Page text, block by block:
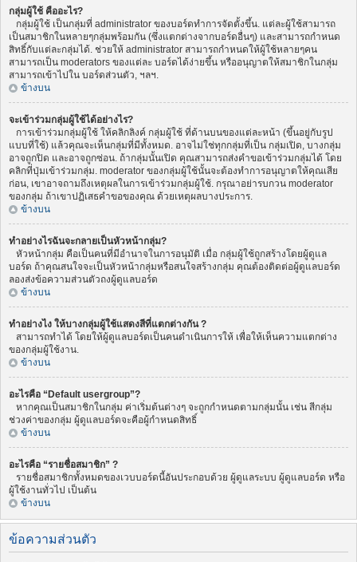
กลุ่มผู้ใช้ คืออะไร?
กลุ่มผู้ใช้ เป็นกลุ่มที่ administrator ของบอร์ดทำการจัดตั้งขึ้น. แต่ละผู้ใช้สามารถ
เป็นสมาชิกในหลายๆกลุ่มพร้อมกัน (ซึ่งแตกต่างจากบอร์ดอื่นๆ) และสามารถกำหนด
สิทธิ์กับแต่ละกลุ่มได้. ช่วยให้ administrator สามารถกำหนดให้ผู้ใช้หลายๆคน
สามารถเป็น moderators ของแต่ละ บอร์ดได้ง่ายขึ้น หรืออนุญาตให้สมาชิกในกลุ่ม
สามารถเข้าไปใน บอร์ดส่วนตัว, ฯลฯ.
ข้างบน
จะเข้าร่วมกลุ่มผู้ใช้ได้อย่างไร?
การเข้าร่วมกลุ่มผู้ใช้ ให้คลิกลิงค์ กลุ่มผู้ใช้ ที่ด้านบนของแต่ละหน้า (ขึ้นอยู่กับรูป
แบบที่ใช้) แล้วคุณจะเห็นกลุ่มที่มีทั้งหมด. อาจไม่ใช่ทุกกลุ่มที่เป็น กลุ่มเปิด, บางกลุ่ม
อาจถูกปิด และอาจถูกซ่อน. ถ้ากลุ่มนั้นเปิด คุณสามารถส่งคำขอเข้าร่วมกลุ่มได้ โดย
คลิกที่ปุ่มเข้าร่วมกลุ่ม. moderator ของกลุ่มผู้ใช้นั้นจะต้องทำการอนุญาตให้คุณเสีย
ก่อน, เขาอาจถามถึงเหตุผลในการเข้าร่วมกลุ่มผู้ใช้. กรุณาอย่ารบกวน moderator
ของกลุ่ม ถ้าเขาปฏิเสธคำขอของคุณ ด้วยเหตุผลบางประการ.
ข้างบน
ทำอย่างไรฉันจะกลายเป็นหัวหน้ากลุ่ม?
หัวหน้ากลุ่ม คือเป็นคนที่มีอำนาจในการอนุมัติ เมื่อ กลุ่มผู้ใช้ถูกสร้างโดยผู้ดูแล
บอร์ด ถ้าคุณสนใจจะเป็นหัวหน้ากลุ่มหรือสนใจสร้างกลุ่ม คุณต้องติดต่อผู้ดูแลบอร์ด
ลองส่งข้อความส่วนตัวถงผู้ดูแลบอร์ด
ข้างบน
ทำอย่างไง ให้บางกลุ่มผู้ใช้แสดงสีที่แตกต่างกัน ?
สามารถทำได้ โดยให้ผู้ดูแลบอร์ดเป็นคนดำเนินการให้ เพื่อให้เห็นความแตกต่าง
ของกลุ่มผู้ใช้งาน.
ข้างบน
อะไรคือ “Default usergroup”?
หากคุณเป็นสมาชิกในกลุ่ม ค่าเริ่มต้นต่างๆ จะถูกกำหนดตามกลุ่มนั้น เช่น สีกลุ่ม
ช่วงค่าของกลุ่ม ผู้ดูแลบอร์ดจะคือผู้กำหนดสิทธิ์
ข้างบน
อะไรคือ “รายชื่อสมาชิก” ?
รายชื่อสมาชิกทั้งหมดของเวบบอร์ดนี้อันประกอบด้วย ผู้ดูแลระบบ ผู้ดูแลบอร์ด หรือ
ผู้ใช้งานทั่วไป เป็นต้น
ข้างบน
ข้อความส่วนตัว